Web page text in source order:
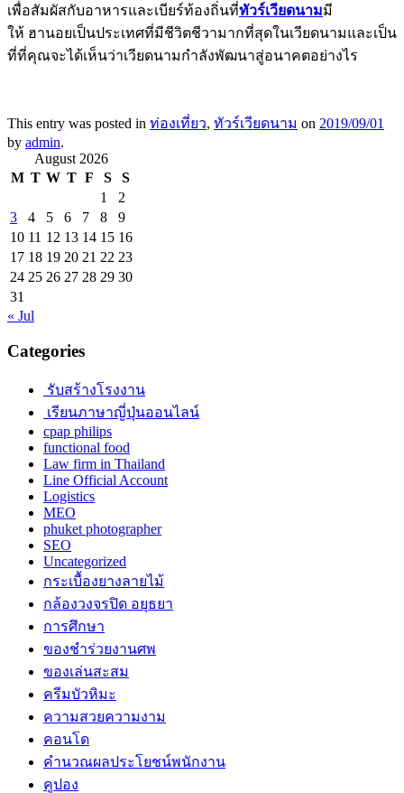
เพื่อสัมผัสกับอาหารและเบียร์ท้องถิ่นที่ทัวร์เวียดนามมี
ให้ ฮานอยเป็นประเทศที่มีชีวิตชีวามากที่สุดในเวียดนามและเป็น
ที่ที่คุณจะได้เห็นว่าเวียดนามกำลังพัฒนาสู่อนาคตอย่างไร
This entry was posted in ท่องเที่ยว, ทัวร์เวียดนาม on 2019/09/01
by admin.
August 2026
M T W T F S
S
1
2
3
4 5 6 7 8
9
10 11 12 13 14 15 16
17 18 19 20 21 22 23
24 25 26 27 28 29 30
31
« Jul
Categories
รับสร้างโรงงาน
เรียนภาษาญี่ปุ่นออนไลน์
cpap philips
functional food
Law firm in Thailand
Line Official Account
Logistics
MEO
phuket photographer
SEO
Uncategorized
กระเบื้องยางลายไม้
กล้องวงจรปิด อยุธยา
การศึกษา
ของชำร่วยงานศพ
ของเล่นสะสม
ครีมบัวหิมะ
ความสวยความงาม
คอนโด
คำนวณผลประโยชน์พนักงาน
คูปอง